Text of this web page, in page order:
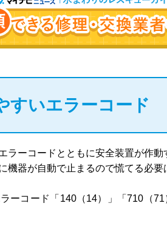
すいエラーコード
ラーコードとともに安全装置が作
機器が自動で止まるので慌てる必
ーコード「140（14）」「710（